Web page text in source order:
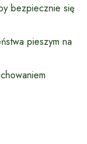
bezpiecznie się
pieszym na